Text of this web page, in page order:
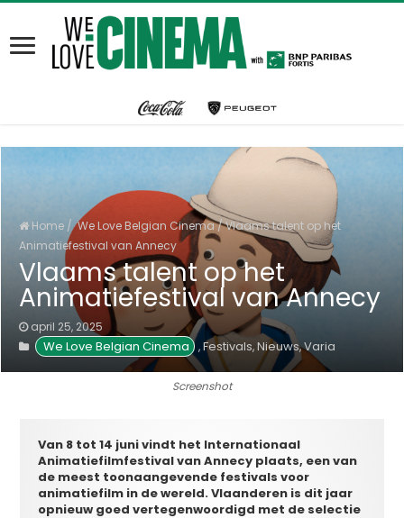
Home / We Love Belgian Cinema/Vlaams talent op het
Animatiefestival van Annecy
Vlaams talent op het
Animatiefestival van Annecy
april 25, 2025
We Love Belgian Cinema ,Festivals,Nieuws,Varia
Screenshot
Van 8 tot 14 juni vindt het Internationaal
Animatiefilmfestival van Annecy plaats, een van
de meest toonaangevende festivals voor
animatiefilm in de wereld. Vlaanderen is dit jaar
opnieuw goed vertegenwoordigd met de selectie